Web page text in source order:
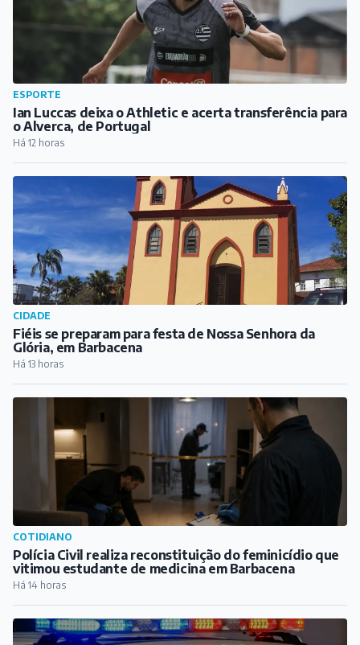
ESPORTE
Ian Luccas deixa o Athletic e acerta transferência para
o Alverca, de Portugal
Há 12 horas
CIDADE
Fiéis se preparam para festa de Nossa Senhora da
Glória, em Barbacena
Há 13 horas
COTIDIANO
Polícia Civil realiza reconstituição do feminicídio que
vitimou estudante de medicina em Barbacena
Há 14 horas